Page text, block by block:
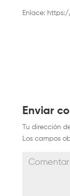
Enlace:
Enviar
Tu dirección
Los campos